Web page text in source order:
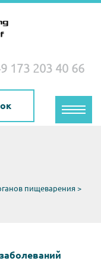
173 203 40 66
Toggle
пищеварения >